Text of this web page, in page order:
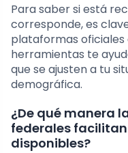
Para saber si está
corresponde, es
plataformas oficiales
herramientas te
que se ajusten a tu
demográfica.
¿De qué manera
federales
disponibles?